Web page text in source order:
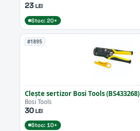
23LEI
Stoc: 20+
#1895
Clește sertizor Bosi Tools (BS433268)
Bosi Tools
30LEI
Stoc: 10+